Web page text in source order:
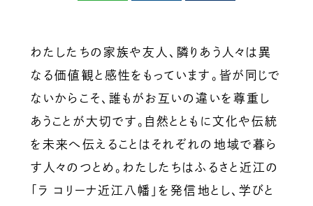
わたしたちの家族や友人、隣りあう人々は異
なる価値観と感性をもっています。皆が同じで
ないからこそ、誰もがお互いの違いを尊重し
あうことが大切です。自然とともに文化や伝統
を未来へ伝えることはそれぞれの地域で暮ら
す人々のつとめ。わたしたちはふるさと近江の
「ラ コリーナ近江八幡」を発信地とし、学びと